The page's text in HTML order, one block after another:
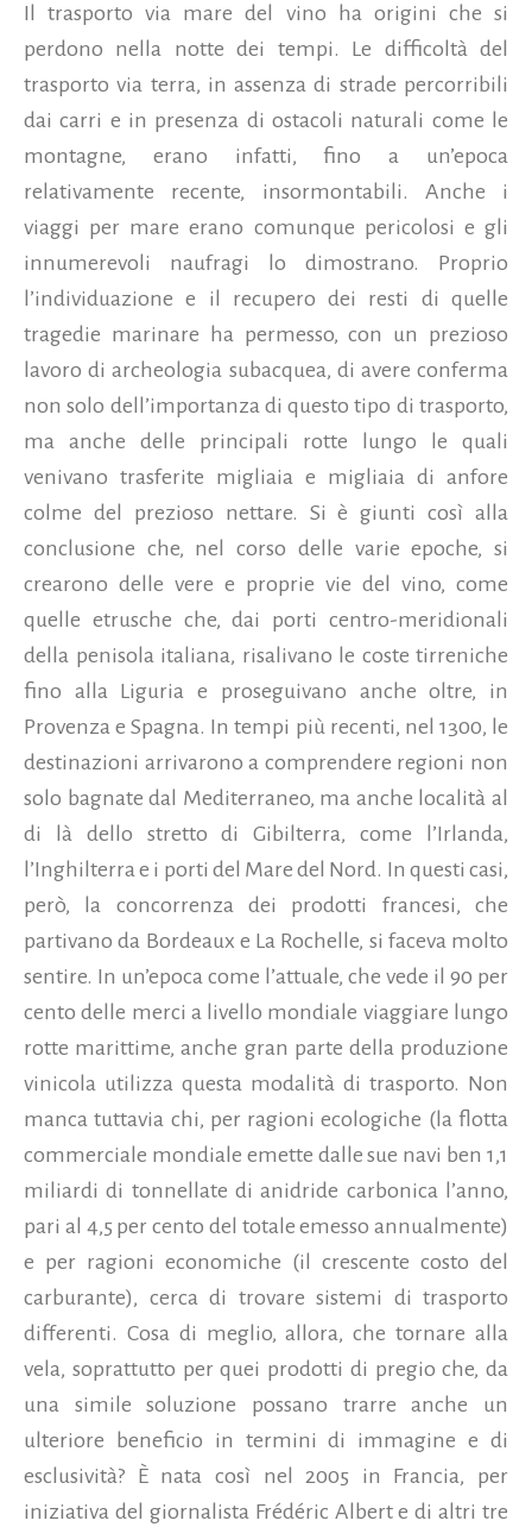
Il trasporto via mare del vino ha origini che si
perdono nella notte dei tempi. Le difficoltà del
trasporto via terra, in assenza di strade percorribili
dai carri e in presenza di ostacoli naturali come le
montagne, erano infatti, fino a un’epoca
relativamente recente, insormontabili. Anche i
viaggi per mare erano comunque pericolosi e gli
innumerevoli naufragi lo dimostrano. Proprio
l’individuazione e il recupero dei resti di quelle
tragedie marinare ha permesso, con un prezioso
lavoro di archeologia subacquea, di avere conferma
non solo dell’importanza di questo tipo di trasporto,
ma anche delle principali rotte lungo le quali
venivano trasferite migliaia e migliaia di anfore
colme del prezioso nettare. Si è giunti così alla
conclusione che, nel corso delle varie epoche, si
crearono delle vere e proprie vie del vino, come
quelle etrusche che, dai porti centro-meridionali
della penisola italiana, risalivano le coste tirreniche
fino alla Liguria e proseguivano anche oltre, in
Provenza e Spagna. In tempi più recenti, nel 1300, le
destinazioni arrivarono a comprendere regioni non
solo bagnate dal Mediterraneo, ma anche località al
di là dello stretto di Gibilterra, come l’Irlanda,
l’Inghilterra e i porti del Mare del Nord. In questi casi,
però, la concorrenza dei prodotti francesi, che
partivano da Bordeaux e La Rochelle, si faceva molto
sentire. In un’epoca come l’attuale, che vede il 90 per
cento delle merci a livello mondiale viaggiare lungo
rotte marittime, anche gran parte della produzione
vinicola utilizza questa modalità di trasporto. Non
manca tuttavia chi, per ragioni ecologiche (la flotta
commerciale mondiale emette dalle sue navi ben 1,1
miliardi di tonnellate di anidride carbonica l’anno,
pari al 4,5 per cento del totale emesso annualmente)
e per ragioni economiche (il crescente costo del
carburante), cerca di trovare sistemi di trasporto
differenti. Cosa di meglio, allora, che tornare alla
vela, soprattutto per quei prodotti di pregio che, da
una simile soluzione possano trarre anche un
ulteriore beneficio in termini di immagine e di
esclusività? È nata così nel 2005 in Francia, per
iniziativa del giornalista Frédéric Albert e di altri tre